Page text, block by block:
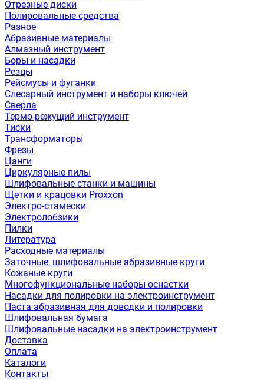
Отрезные диски
Полировальные средства
Разное
Абразивные материалы
Алмазный инструмент
Боры и насадки
Резцы
Рейсмусы и фуганки
Слесарный инструмент и наборы ключей
Сверла
Термо-режущий инструмент
Тиски
Трансформаторы
Фрезы
Цанги
Циркулярные пилы
Шлифовальные станки и машины
Щетки и крацовки Proxxon
Электро-стамески
Электролобзики
Пилки
Литература
Расходные материалы
Заточные, шлифовальные абразивные круги
Кожаные круги
Многофункциональные наборы оснастки
Насадки для полировки на электроинструмент
Паста абразивная для доводки и полировки
Шлифовальная бумага
Шлифовальные насадки на электроинструмент
Доставка
Оплата
Каталоги
Контакты